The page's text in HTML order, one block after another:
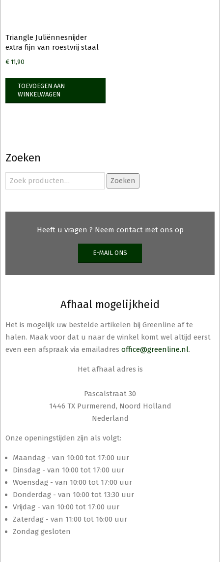
Triangle Juliënnesnijder
extra fijn van roestvrij staal
€ 11,90
TOEVOEGEN AAN
WINKELWAGEN
Zoeken
Zoeken
naar:
Zoeken
Heeft u vragen ? Neem contact met ons op
E-MAIL ONS
Afhaal mogelijkheid
Het is mogelijk uw bestelde artikelen bij Greenline af te
halen. Maak voor dat u naar de winkel komt wel altijd eerst
even een afspraak via emailadres office@greenline.nl.
Het afhaal adres is
Pascalstraat 30
1446 TX Purmerend, Noord Holland
Nederland
Onze openingstijden zijn als volgt:
Maandag - van 10:00 tot 17:00 uur
Dinsdag - van 10:00 tot 17:00 uur
Woensdag - van 10:00 tot 17:00 uur
Donderdag - van 10:00 tot 13:30 uur
Vrijdag - van 10:00 tot 17:00 uur
Zaterdag - van 11:00 tot 16:00 uur
Zondag gesloten